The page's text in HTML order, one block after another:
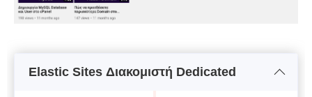
Elastic Sites Διακομιστή Dedicated